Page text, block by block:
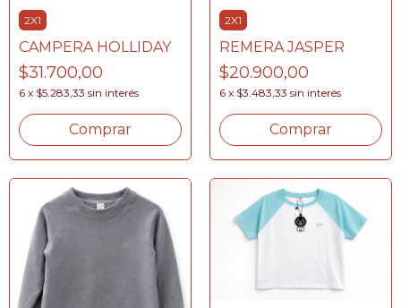
2X1
CAMPERA HOLLIDAY
$31.700,00
6 x $5.283,33 sin interés
Comprar
2X1
REMERA JASPER
$20.900,00
6 x $3.483,33 sin interés
Comprar